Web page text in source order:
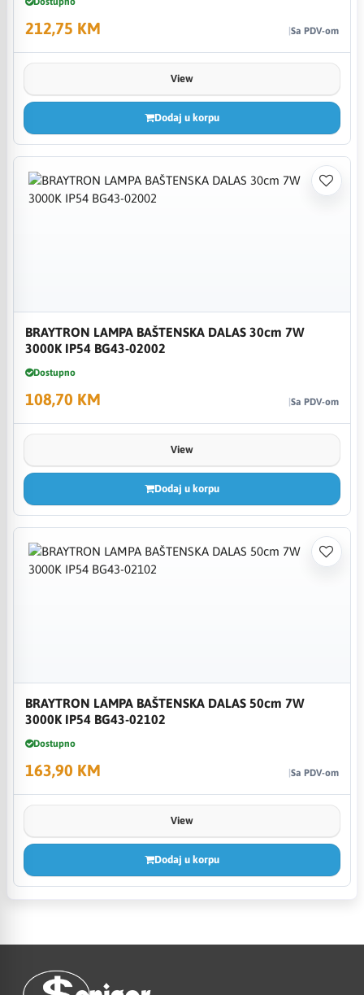
212,75 KM Sa PDV-om
View
Dodaj u korpu
BRAYTRON LAMPA BAŠTENSKA DALAS 30cm 7W
3000K IP54 BG43-02002
Dostupno
108,70 KM Sa PDV-om
View
Dodaj u korpu
BRAYTRON LAMPA BAŠTENSKA DALAS 50cm 7W
3000K IP54 BG43-02102
Dostupno
163,90 KM Sa PDV-om
View
Dodaj u korpu